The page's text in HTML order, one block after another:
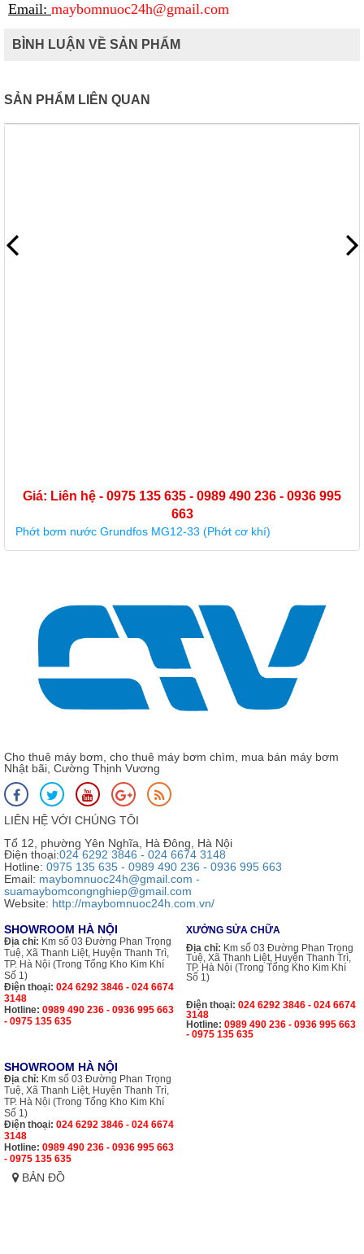
Email: maybomnuoc24h@gmail.com
BÌNH LUẬN VỀ SẢN PHẨM
SẢN PHẨM LIÊN QUAN
Giá: Liên hệ - 0975 135 635 - 0989 490 236 - 0936 995
663
Phớt bơm nước Grundfos MG12-33 (Phớt cơ khí)
Cho thuê máy bơm, cho thuê máy bơm chìm, mua bán máy bơm
Nhật bãi, Cường Thịnh Vương
LIÊN HỆ VỚI CHÚNG TÔI
Tổ 12, phường Yên Nghĩa, Hà Đông, Hà Nội
Điện thoại:024 6292 3846 - 024 6674 3148
Hotline: 0975 135 635 - 0989 490 236 - 0936 995 663
Email: maybomnuoc24h@gmail.com -
suamaybomcongnghiep@gmail.com
Website: http://maybomnuoc24h.com.vn/
SHOWROOM HÀ NỘI
Địa chỉ: Km số 03 Đường Phan Trọng
Tuệ, Xã Thanh Liệt, Huyện Thanh Trì,
TP. Hà Nội (Trong Tổng Kho Kim Khí
Số 1)
Điện thoại: 024 6292 3846 - 024 6674
3148
Hotline: 0989 490 236 - 0936 995 663
- 0975 135 635
XƯỞNG SỬA CHỮA
Địa chỉ: Km số 03 Đường Phan Trọng
Tuệ, Xã Thanh Liệt, Huyện Thanh Trì,
TP. Hà Nội (Trong Tổng Kho Kim Khí
Số 1)
Điện thoại: 024 6292 3846 - 024 6674
3148
Hotline: 0989 490 236 - 0936 995 663
- 0975 135 635
SHOWROOM HÀ NỘI
Địa chỉ: Km số 03 Đường Phan Trọng
Tuệ, Xã Thanh Liệt, Huyện Thanh Trì,
TP. Hà Nội (Trong Tổng Kho Kim Khí
Số 1)
Điện thoại: 024 6292 3846 - 024 6674
3148
Hotline: 0989 490 236 - 0936 995 663
- 0975 135 635
BẢN ĐỒ